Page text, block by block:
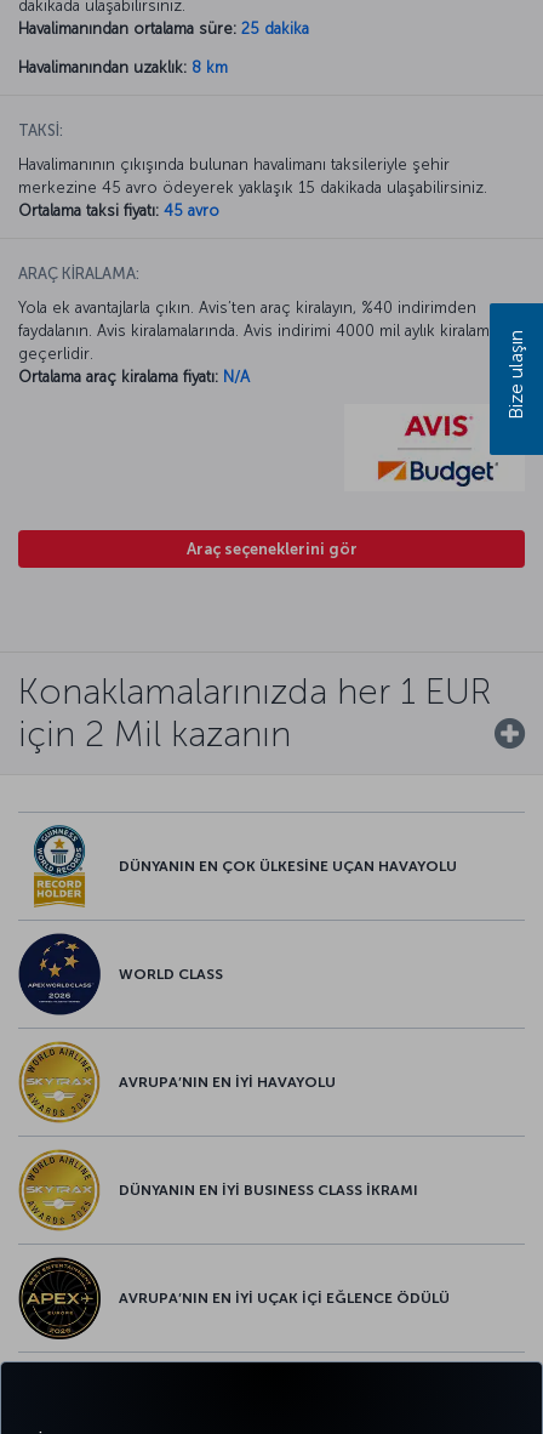
dakikada ulaşabilirsiniz.
Havalimanından ortalama süre: 25 dakika
Havalimanından uzaklık: 8 km
TAKSİ:
Havalimanının çıkışında bulunan havalimanı taksileriyle şehir
merkezine 45 avro ödeyerek yaklaşık 15 dakikada ulaşabilirsiniz.
Ortalama taksi fiyatı: 45 avro
ARAÇ KİRALAMA:
Yola ek avantajlarla çıkın. Avis’ten araç kiralayın, %40 indirimden
faydalanın. Avis kiralamalarında. Avis indirimi 4000 mil aylık kiralamada
geçerlidir.
Ortalama araç kiralama fiyatı: N/A
Araç seçeneklerini gör
Konaklamalarınızda her 1 EUR
için 2 Mil kazanın
DÜNYANIN EN ÇOK ÜLKESİNE UÇAN HAVAYOLU
WORLD CLASS
AVRUPA’NIN EN İYİ HAVAYOLU
DÜNYANIN EN İYİ BUSINESS CLASS İKRAMI
AVRUPA’NIN EN İYİ UÇAK İÇİ EĞLENCE ÖDÜLÜ
Bize ulaşın